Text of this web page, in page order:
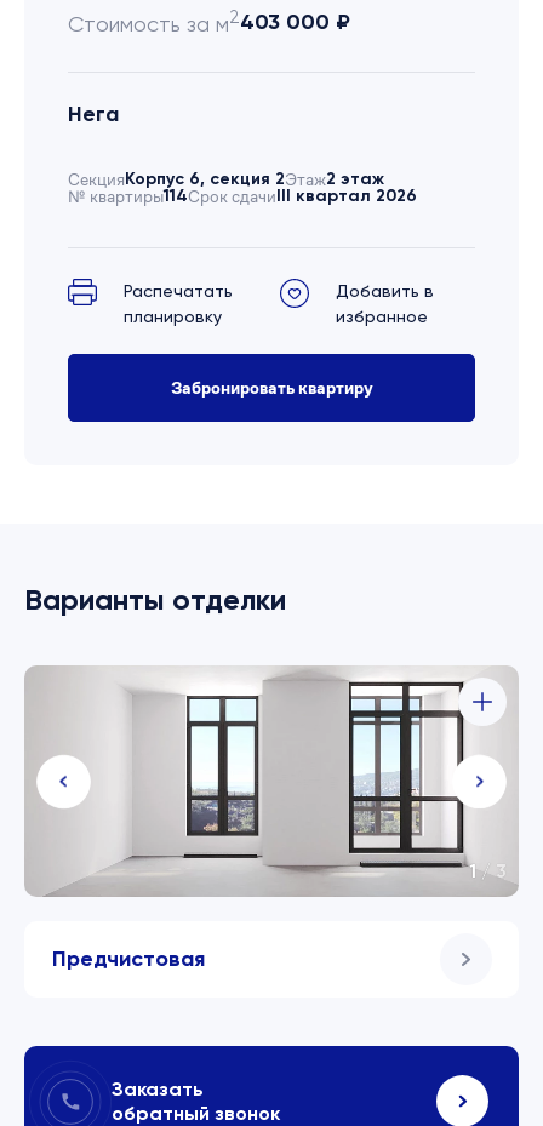
Стоимость за м2403 000 ₽
Нега
СекцияКорпус 6, секция 2Этаж2 этаж
№ квартиры114Срок сдачиIII квартал 2026
Распечатать
планировку
Добавить в
избранное
Забронировать квартиру
Варианты отделки
Предчистовая
1 /3
Заказать
обратный звонок